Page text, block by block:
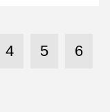
。
4 5 6